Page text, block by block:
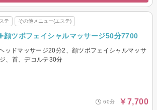
テ その他メニュー(エステ)
顔ツボフェイシャルマッサージ50分7700
ッドマッサージ20分2、顔ツボフェイシャルマッサ
、首、デコルテ30分
60分 ￥7,700